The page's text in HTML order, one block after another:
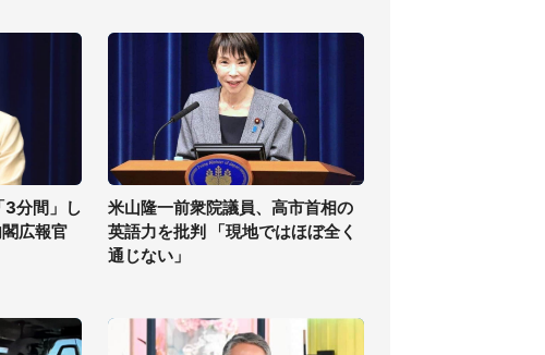
3分間」し
広報官
米山隆一前衆院議員、高市首相の
英語力を批判 「現地ではほぼ全く
通じない」